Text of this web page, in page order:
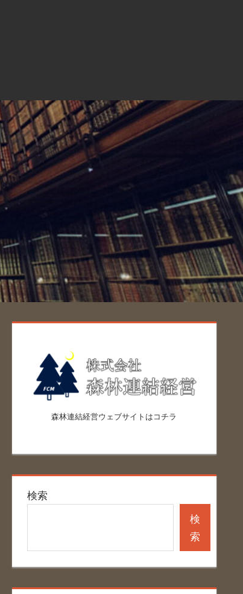
森林連結経営ウェブサイトはコチラ
検索
検
索